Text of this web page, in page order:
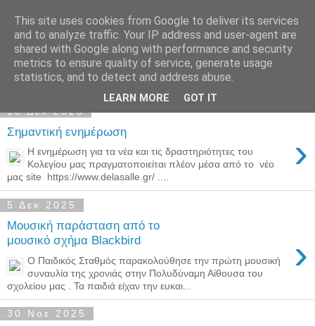
Παιδικός Σταθμός-
Νηπιαγωγείο "ΔΕΛΑΣΑΛ"
10 Δεκ 2025
Σημαντική ενημέρωση ›
Η ενημέρωση για τα νέα και τις δραστηριότητες του
Κολεγίου μας πραγματοποιείται πλέον μέσα από το νέο
μας site https://www.delasalle.gr/ ....
5 Δεκ 2025
Μουσική παράσταση από το
μουσικό σχήμα Blackbird
›
Ο Παιδικός Σταθμός παρακολούθησε την πρώτη μουσική
συναυλία της χρονιάς στην Πολυδύναμη Αίθουσα του
σχολείου μας . Τα παιδιά είχαν την ευκαι...
30 Νοε 2025
This site uses cookies from Google to deliver its services
and to analyze traffic. Your IP address and user-agent are
shared with Google along with performance and security
metrics to ensure quality of service, generate usage
statistics, and to detect and address abuse.
LEARN MORE GOT IT